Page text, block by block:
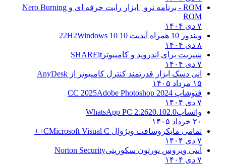
ROM - برنامه نرو | ابزار رایت حرفه ای و
Nero Burning
ویندوز 10 همراه آپدیت 10 22H2
Windows 10
شیریت برای اندروید و کامپیوترSHAREit
انی دسک ابزار قدرتمند کنترل کامپیوتر ازAnyDesk
فتوشاپ CC 2025Adobe Photoshop 2024
واتساپWhatsApp PC 2.2620.102.0
تمامی مایکروسافت ویژوال CMicrosoft Visual C++
آنتی ویروس نورتون سکوریتیNorton Security